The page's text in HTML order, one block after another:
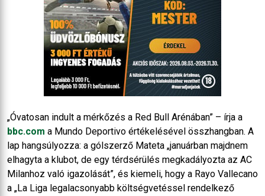
„Óvatosan indult a mérkőzés a Red Bull Arénában” – írja a
bbc.com a Mundo Deportivo értékelésével összhangban. A
lap hangsúlyozza: a gólszerző Mateta „januárban majdnem
elhagyta a klubot, de egy térdsérülés megkadályozta az AC
Milanhoz való igazolását”, és kiemeli, hogy a Rayo Vallecano
a „La Liga legalacsonyabb költségvetéssel rendelkező